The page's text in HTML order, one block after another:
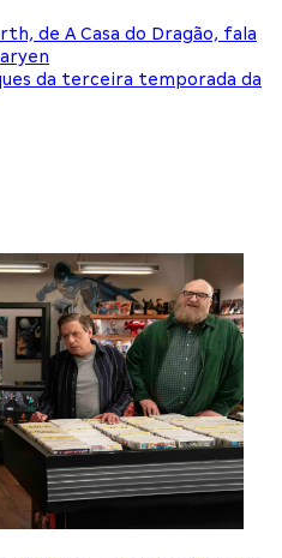
de A Casa do Dragão, fala
da terceira temporada da